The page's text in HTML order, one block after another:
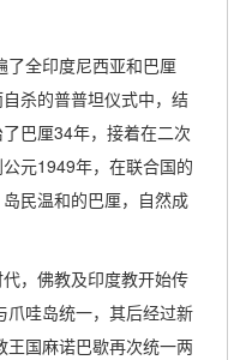
了全印度尼西亚和巴厘
杀的普普坦仪式中，结
巴厘34年，接着在二次
元1949年，在联合国的
民温和的巴厘，自然成
，佛教及印度教开始传
爪哇岛统一，其后经过新
国麻诺巴歇再次统一两